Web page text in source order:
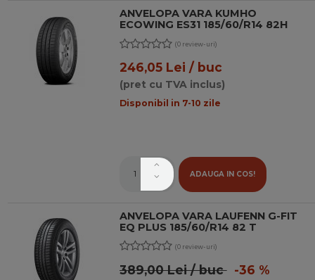
ANVELOPA VARA KUMHO
ECOWING ES31 185/60/R14 82H
(0 review-uri)
246,05 Lei / buc
(pret cu TVA inclus)
Disponibil in 7-10 zile
ADAUGA IN COS!
ANVELOPA VARA LAUFENN G-FIT
EQ PLUS 185/60/R14 82 T
(0 review-uri)
389,00 Lei / buc-36 %